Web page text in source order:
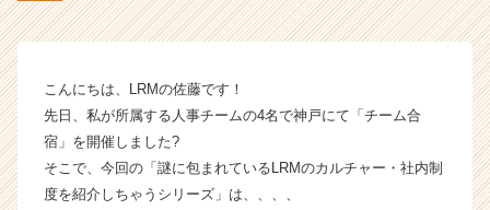
チ
ー・
成
業
か
こんにちは、LRMの佐藤です！
先日、私が所属する人事チームの4名で神戸にて「チーム合
宿」を開催しました?️
そこで、今回の「謎に包まれているLRMのカルチャー・社内制
度を紹介しちゃうシリーズ」は、、、、